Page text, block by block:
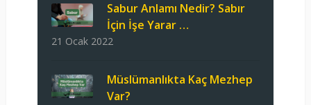
Sabur Anlamı Nedir? Sabır
İçin İşe Yarar …
21 Ocak 2022
Müslümanlıkta Kaç Mezhep
Var?